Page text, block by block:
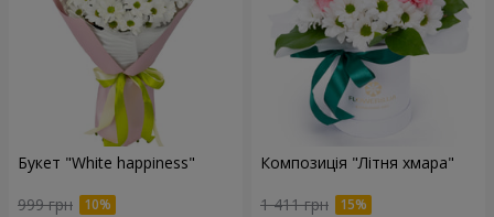
Букет "White happiness"
999 грн
Композиція "Літня хмара"
1 411 грн